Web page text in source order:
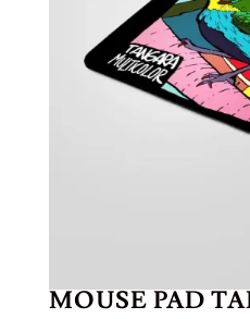
MOUSE PAD